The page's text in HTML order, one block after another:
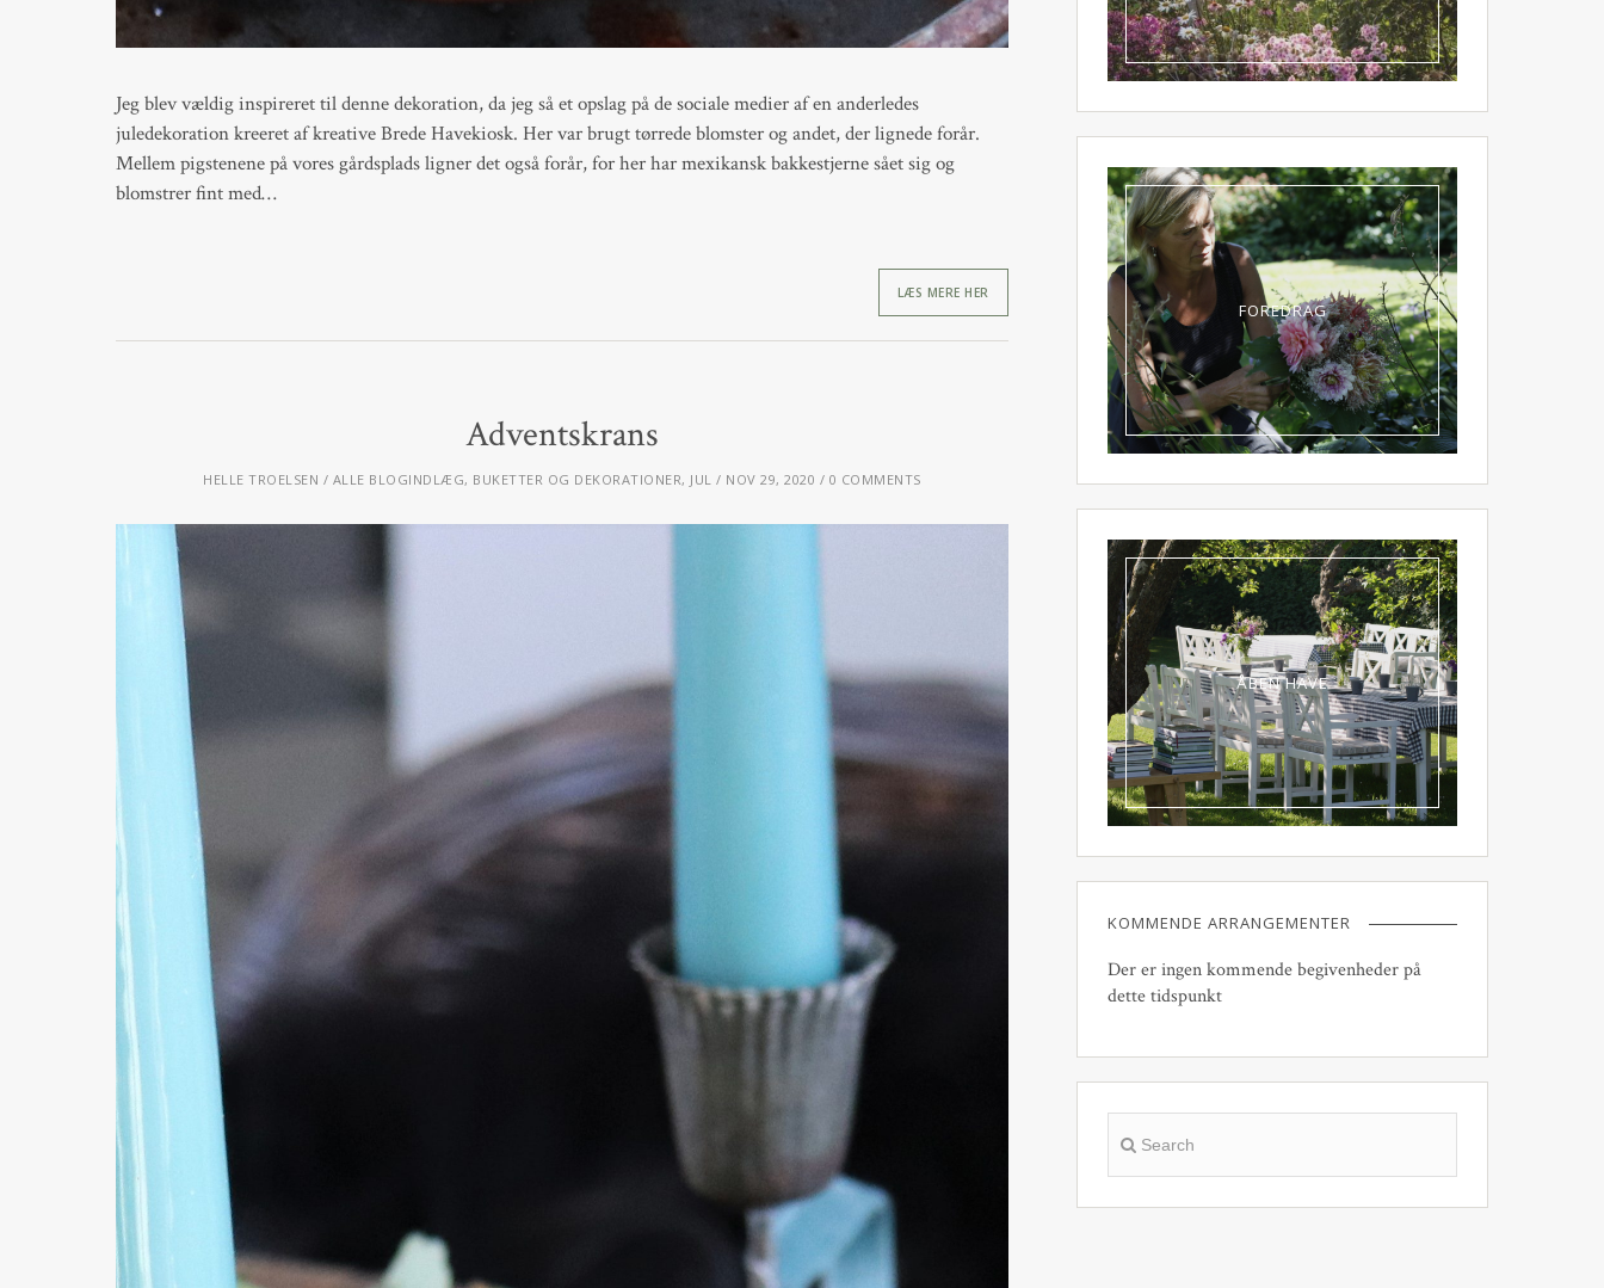
Jeg blev vældig inspireret til denne dekoration, da jeg så et opslag på de sociale medier af en anderledes
juledekoration kreeret af kreative Brede Havekiosk. Her var brugt tørrede blomster og andet, der lignede forår.
Mellem pigstenene på vores gårdsplads ligner det også forår, for her har mexikansk bakkestjerne sået sig og
blomstrer fint med…
LÆS MERE HER
Adventskrans
HELLE TROELSEN ALLE BLOGINDLÆG, BUKETTER OG DEKORATIONER, JUL NOV 29, 2020 0 COMMENTS
FOREDRAG
ÅBEN HAVE
KOMMENDE ARRANGEMENTER
Der er ingen kommende begivenheder på
dette tidspunkt